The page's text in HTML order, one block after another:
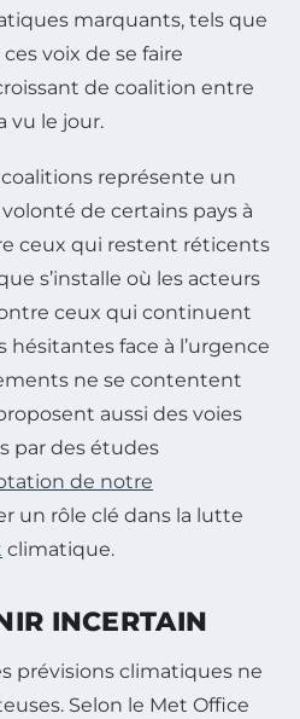
marquants, tels que
voix de se faire
de coalition entre
vu le jour.
représente un
de certains pays à
ceux qui restent réticents
s’installe où les acteurs
ceux qui continuent
hésitantes face à l’urgence
ne se contentent
aussi des voies
par des études
de notre
un rôle clé dans la lutte
climatique.
INCERTAIN
prévisions climatiques ne
Selon le Met Office